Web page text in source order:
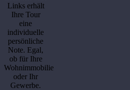
Links erhält
Ihre Tour
eine
individuelle
persönliche
Note. Egal,
ob für Ihre
Wohnimmobilie
oder Ihr
Gewerbe.